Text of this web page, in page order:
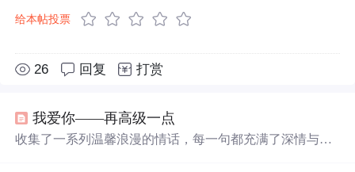
给本帖投票
26 回复 打赏
我爱你——再高级一点
收集了一系列温馨浪漫的情话，每一句都充满了深情与爱